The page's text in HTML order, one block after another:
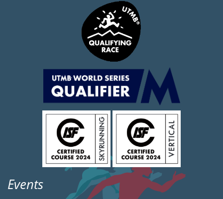
Events